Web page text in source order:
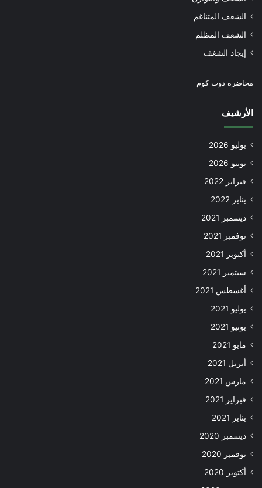
الشغف المتناغم
الشغف المظلم
إيجاد الشغف
محاضرة دوت كوم
الأرشيف
يوليو 2026
يونيو 2026
فبراير 2022
يناير 2022
ديسمبر 2021
نوفمبر 2021
أكتوبر 2021
سبتمبر 2021
أغسطس 2021
يوليو 2021
يونيو 2021
مايو 2021
أبريل 2021
مارس 2021
فبراير 2021
يناير 2021
ديسمبر 2020
نوفمبر 2020
أكتوبر 2020